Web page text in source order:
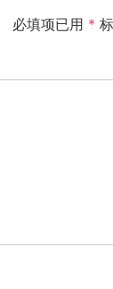
必填项已用 *